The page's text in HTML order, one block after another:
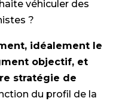
véhiculer des
?
idéalement le
objectif, et
stratégie de
du profil de la